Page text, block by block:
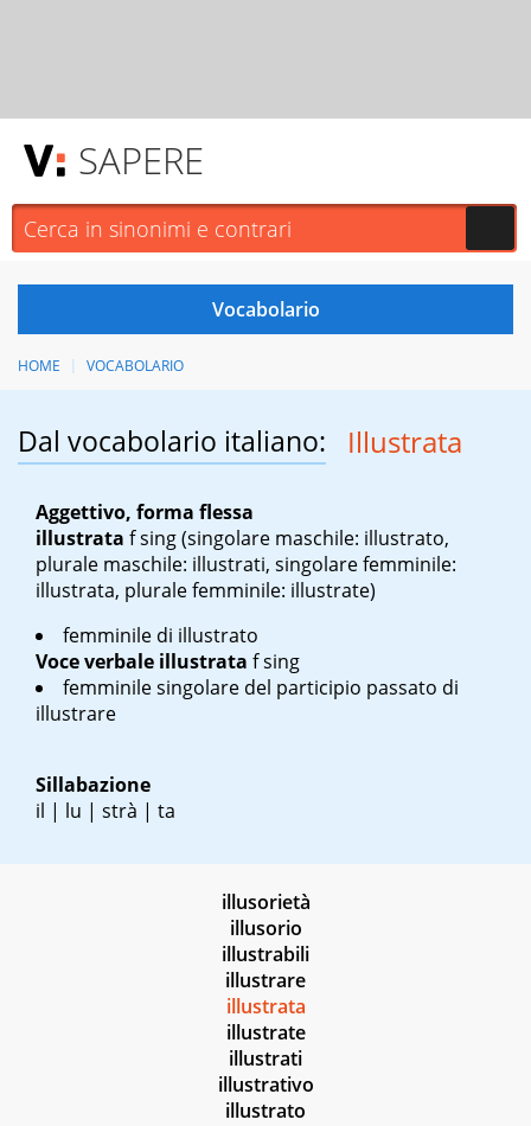
SAPERE
HOME VOCABOLARIO
Dal vocabolario italiano: Illustrata
Aggettivo, forma flessa
illustrata f sing(singolare maschile: illustrato,
plurale maschile: illustrati, singolare femminile:
illustrata, plurale femminile: illustrate)
femminile di illustrato
Voce verbale illustrata f sing
femminile singolare del participio passato di
illustrare
Sillabazione
il | lu | strà | ta
illusorietà
illusorio
illustrabili
illustrare
illustrata
illustrate
illustrati
illustrativo
illustrato